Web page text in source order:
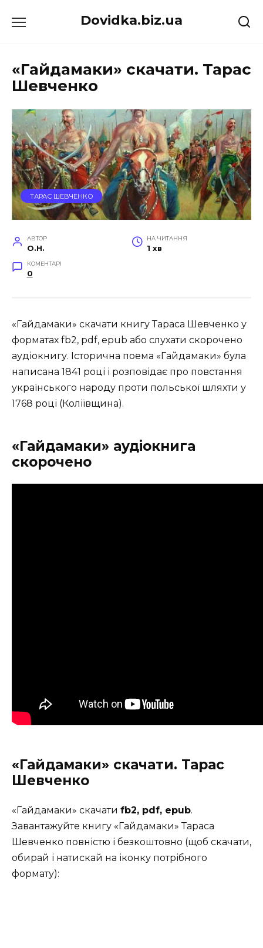
до
Dovidka.biz.ua
«Гайдамаки» скачати. Тарас
Шевченко
ТАРАС ШЕВЧЕНКО
АВТОР
O.H.
НА ЧИТАННЯ
1 хв
КОМЕНТАРІ
0
«Гайдамаки» скачати книгу Тараса Шевченко у
форматах fb2, pdf, epub або слухати скорочено
аудіокнигу. Історична поема «Гайдамаки» була
написана 1841 році і розповідає про повстання
українського народу проти польської шляхти у
1768 році (Коліївщина).
«Гайдамаки» аудіокнига
скорочено
«Гайдамаки» скачати. Тарас
Шевченко
«Гайдамаки» скачати fb2, pdf, epub.
Завантажуйте книгу «Гайдамаки» Тараса
Шевченко повністю і безкоштовно (щоб скачати,
обирай і натискай на іконку потрібного
формату):